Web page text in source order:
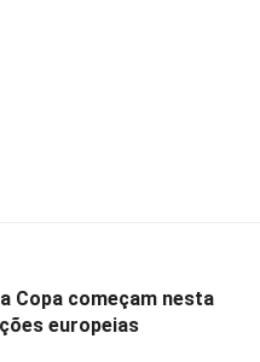
Copa começam nesta
europeias